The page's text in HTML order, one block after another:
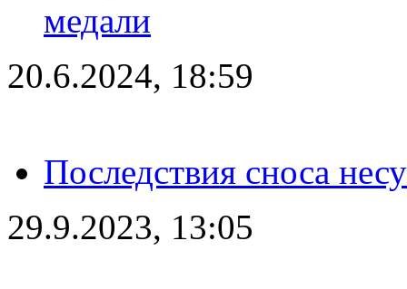
медали
20.6.2024, 18:59
Последствия сноса
29.9.2023, 13:05